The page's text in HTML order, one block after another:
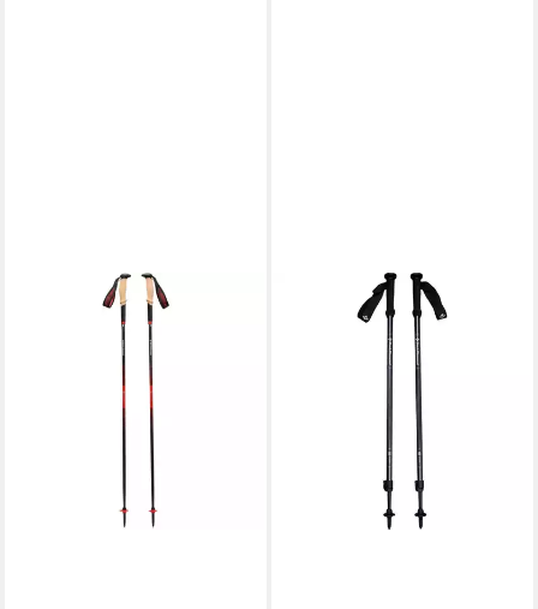
BLACK DIAMOND
Wanderstöcke Trekkingstöcke
60,00 €
lieferbar - in 2-3 Werktagen bei dir